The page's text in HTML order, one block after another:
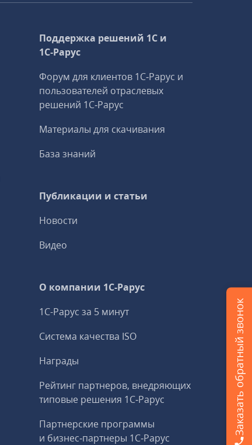
Заказать обратный звонок
Поддержка решений 1С и
1С‑Рарус
Форум для клиентов 1С‑Рарус и
пользователей отраслевых
решений 1С‑Рарус
Материалы для скачивания
База знаний
Публикации и статьи
Новости
Видео
О компании 1C-Рарус
1С-Рарус за 5 минут
Система качества ISO
Награды
Рейтинг партнеров, внедряющих
типовые решения 1С‑Рарус
Партнерские программы
и бизнес‑партнеры 1С‑Рарус